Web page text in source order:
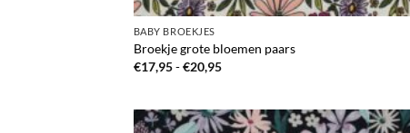
BABY BROEKJES
Broekje grote bloemen paars
€17,95-€20,95Prijsklasse: